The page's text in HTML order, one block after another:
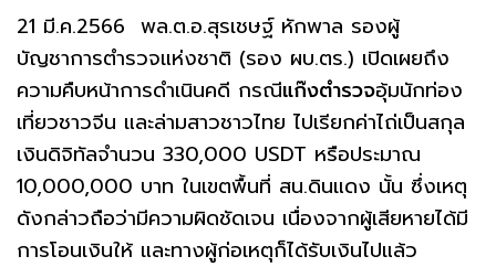
21 มี.ค.2566 พล.ต.อ.สุรเชษฐ์ หักพาล รองผู้
บัญชาการตำรวจแห่งชาติ (รอง ผบ.ตร.) เปิดเผยถึง
ความคืบหน้าการดำเนินคดี กรณีแก๊งตำรวจอุ้มนักท่อง
เที่ยวชาวจีน และล่ามสาวชาวไทย ไปเรียกค่าไถ่เป็นสกุล
เงินดิจิทัลจำนวน 330,000 USDT หรือประมาณ
10,000,000 บาท ในเขตพื้นที่ สน.ดินแดง นั้น ซึ่งเหตุ
ดังกล่าวถือว่ามีความผิดชัดเจน เนื่องจากผู้เสียหายได้มี
การโอนเงินให้ และทางผู้ก่อเหตุก็ได้รับเงินไปแล้ว